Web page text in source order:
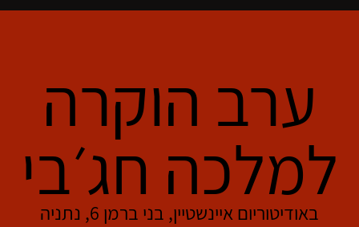
ערב הוקרה
למלכה חג׳בי
באודיטוריום איינשטיין, בני ברמן 6, נתניה